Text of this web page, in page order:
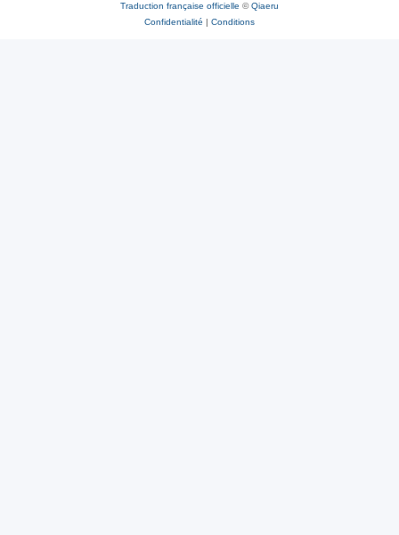
Traduction française officielle ©Qiaeru
Confidentialité | Conditions